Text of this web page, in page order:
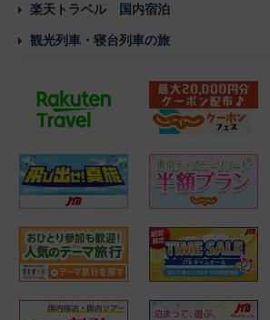
楽天トラベル 国内宿泊
観光列車・寝台列車の旅